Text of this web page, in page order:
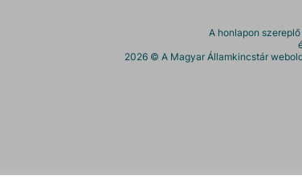
A honlapon
2026 © A Magyar Államkincstár